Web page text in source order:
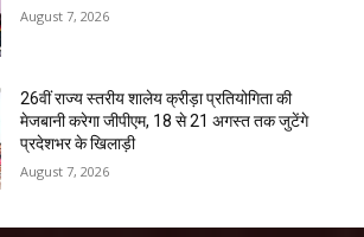
August 7, 2026
26वीं राज्य स्तरीय शालेय क्रीड़ा प्रतियोगिता की
मेजबानी करेगा जीपीएम, 18 से 21 अगस्त तक जुटेंगे
प्रदेशभर के खिलाड़ी
August 7, 2026